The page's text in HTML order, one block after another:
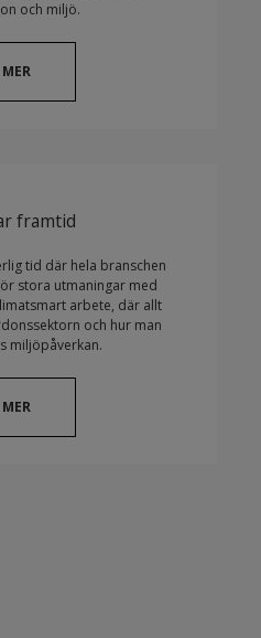
och miljö.
framtid
tid där hela branschen
stora utmaningar med
arbete, där allt
och hur man
miljöpåverkan.